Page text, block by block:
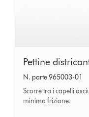
Pettine
districante
Pettine
N. parte 965003-01
Scorre tra i capelli
minima frizione.